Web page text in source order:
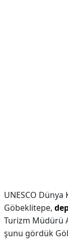
UNESCO
Göbeklitepe,
Turizm Müdürü
şunu gördük